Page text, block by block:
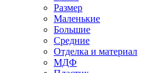
Размер
Маленькие
Большие
Средние
Отделка и материал
МДФ